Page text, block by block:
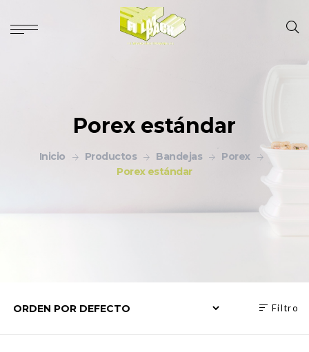
Porex estándar
Inicio Productos Bandejas
Porex
Porex estándar
Filtro